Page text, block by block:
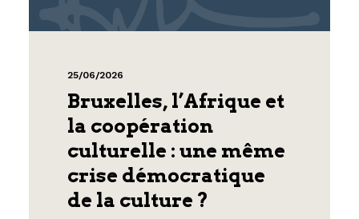
25/06/2026
Bruxelles, l’Afrique et
la coopération
culturelle : une même
crise démocratique
de la culture ?